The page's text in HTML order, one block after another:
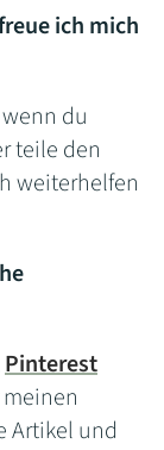
ich mich
du
teile den
weiterhelfen
Pinterest
Artikel und